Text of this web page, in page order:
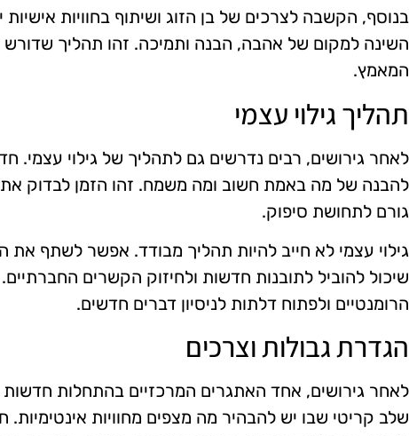
בנוסף, הקשבה לצרכים של בן הזוג ושיתוף בחוויות
השינה למקום של אהבה, הבנה ותמיכה. זהו תהליך שדורש
המאמץ.
תהליך גילוי עצמי
לאחר גירושים, רבים נדרשים גם לתהליך של גילוי עצמי.
להבנה של מה באמת חשוב ומה משמח. זהו הזמן לבדוק את
גורם לתחושת סיפוק.
גילוי עצמי לא חייב להיות תהליך מבודד. אפשר לשתף את
שיכול להוביל לתובנות חדשות ולחיזוק הקשרים
הרומנטיים ולפתוח דלתות לניסיון דברים חדשים.
הגדרת גבולות וצרכים
לאחר גירושים, אחד האתגרים המרכזיים בהתחלות חדשות
שלב קריטי שבו יש להבהיר מה מצפים מחוויות